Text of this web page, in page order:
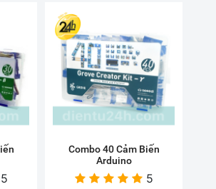
5
Combo 40 Cảm Biến
Arduino
5